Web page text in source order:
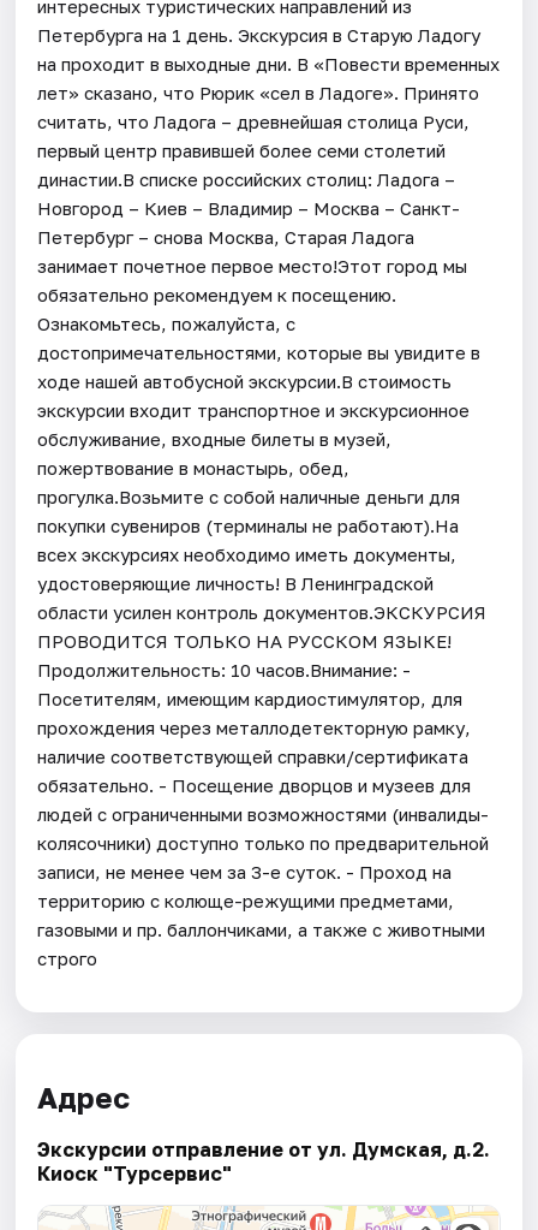
интересных туристических направлений из
Петербурга на 1 день. Экскурсия в Старую Ладогу
на проходит в выходные дни. В «Повести временных
лет» сказано, что Рюрик «сел в Ладоге». Принято
считать, что Ладога – древнейшая столица Руси,
первый центр правившей более семи столетий
династии.В списке российских столиц: Ладога –
Новгород – Киев – Владимир – Москва – Санкт-
Петербург – снова Москва, Старая Ладога
занимает почетное первое место!Этот город мы
обязательно рекомендуем к посещению.
Ознакомьтесь, пожалуйста, с
достопримечательностями, которые вы увидите в
ходе нашей автобусной экскурсии.В стоимость
экскурсии входит транспортное и экскурсионное
обслуживание, входные билеты в музей,
пожертвование в монастырь, обед,
прогулка.Возьмите с собой наличные деньги для
покупки сувениров (терминалы не работают).На
всех экскурсиях необходимо иметь документы,
удостоверяющие личность! В Ленинградской
области усилен контроль документов.ЭКСКУРСИЯ
ПРОВОДИТСЯ ТОЛЬКО НА РУССКОМ ЯЗЫКЕ!
Продолжительность: 10 часов.Внимание: -
Посетителям, имеющим кардиостимулятор, для
прохождения через металлодетекторную рамку,
наличие соответствующей справки/сертификата
обязательно. - Посещение дворцов и музеев для
людей с ограниченными возможностями (инвалиды-
колясочники) доступно только по предварительной
записи, не менее чем за 3-е суток. - Проход на
территорию с колюще-режущими предметами,
газовыми и пр. баллончиками, а также с животными
строго
Адрес
Экскурсии отправление от ул. Думская, д.2.
Киоск "Турсервис"